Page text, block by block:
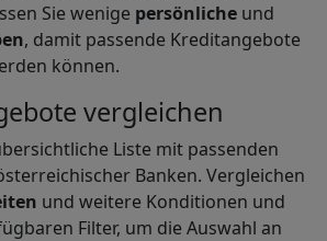
Sie wenige persönliche und
, damit passende Kreditangebote
können.
vergleichen
Liste mit passenden
Banken. Vergleichen
und weitere Konditionen und
Filter, um die Auswahl an